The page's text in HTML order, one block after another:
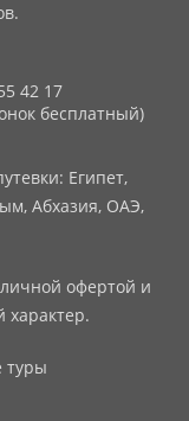
42 17
бесплатный)
Египет,
Абхазия, ОАЭ,
офертой и
туры